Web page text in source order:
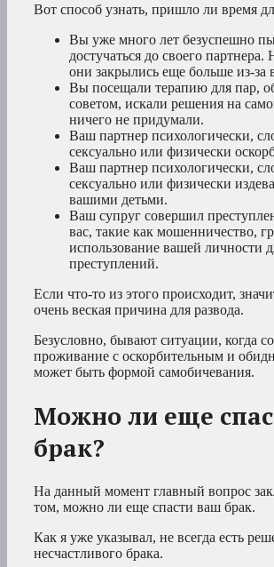
Вот способ узнать, пришло ли время
Вы уже много лет безуспешно
достучаться до своего партнера.
они закрылись еще больше из-за
Вы посещали терапию для пар,
советом, искали решения на
ничего не придумали.
Ваш партнер психологически,
сексуально или физически
Ваш партнер психологически,
сексуально или физически
вашими детьми.
Ваш супруг совершил
вас, такие как мошенничество,
использование вашей личности
преступлений.
Если что-то из этого происходит,
очень веская причина для развода.
Безусловно, бывают ситуации, когда
проживание с оскорбительным и
может быть формой самобичевания.
Можно ли еще
брак?
На данный момент главный вопрос
том, можно ли еще спасти ваш брак.
Как я уже указывал, не всегда есть
несчастливого брака.